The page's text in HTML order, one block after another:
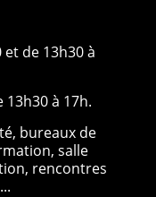
de 13h30 à
13h30 à 17h.
bureaux de
salle
rencontres